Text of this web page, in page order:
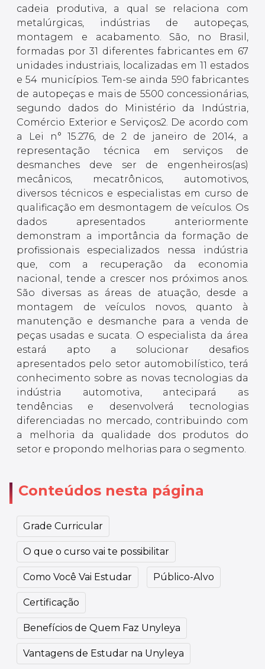
cadeia produtiva, a qual se relaciona com
metalúrgicas, indústrias de autopeças,
montagem e acabamento. São, no Brasil,
formadas por 31 diferentes fabricantes em 67
unidades industriais, localizadas em 11 estados
e 54 municípios. Tem-se ainda 590 fabricantes
de autopeças e mais de 5500 concessionárias,
segundo dados do Ministério da Indústria,
Comércio Exterior e Serviços2. De acordo com
a Lei n° 15.276, de 2 de janeiro de 2014, a
representação técnica em serviços de
desmanches deve ser de engenheiros(as)
mecânicos, mecatrônicos, automotivos,
diversos técnicos e especialistas em curso de
qualificação em desmontagem de veículos. Os
dados apresentados anteriormente
demonstram a importância da formação de
profissionais especializados nessa indústria
que, com a recuperação da economia
nacional, tende a crescer nos próximos anos.
São diversas as áreas de atuação, desde a
montagem de veículos novos, quanto à
manutenção e desmanche para a venda de
peças usadas e sucata. O especialista da área
estará apto a solucionar desafios
apresentados pelo setor automobilístico, terá
conhecimento sobre as novas tecnologias da
indústria automotiva, antecipará as
tendências e desenvolverá tecnologias
diferenciadas no mercado, contribuindo com
a melhoria da qualidade dos produtos do
setor e propondo melhorias para o segmento.
Conteúdos nesta página
Grade Curricular
O que o curso vai te possibilitar
Como Você Vai Estudar Público-Alvo
Certificação
Benefícios de Quem Faz Unyleya
Vantagens de Estudar na Unyleya